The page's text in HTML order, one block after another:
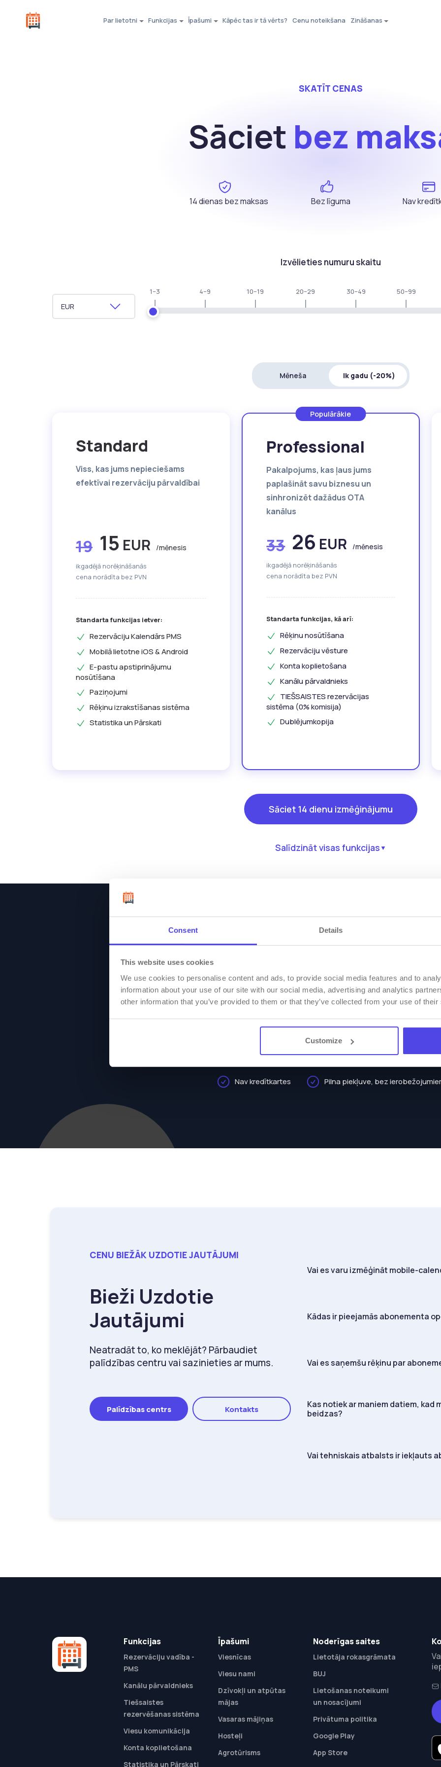
Consent Details
This website uses cookies
We use cookies to personalise content and ads, to provide social media features and to
information about your use of our site with our social media, advertising and analytics
other information that you’ve provided to them or that they’ve collected from your use of
Customize
Par lietotni Funkcijas Īpašumi Kāpēc tas ir tā vērts? Cenu noteikšana Zināšanas
SKATĪT CENAS
Sāciet bez
14 dienas bez maksas Bez līguma Nav
Izvēlieties numuru skaitu
1–3 4–9 10–19 20–29 30–49 50–99
Mēneša Ik gadu (-20%)
Standard
Viss, kas jums nepieciešams
efektīvai rezervāciju pārvaldībai
19 15 EUR /mēnesis
ikgadējā norēķināšanās
cena norādīta bez PVN
Standarta funkcijas ietver:
Rezervāciju Kalendārs PMS
Mobilā lietotne iOS & Android
E-pastu apstiprinājumu
nosūtīšana
Paziņojumi
Rēķinu izrakstīšanas sistēma
Statistika un Pārskati
Populārākie
Professional
Pakalpojums, kas ļaus jums
paplašināt savu biznesu un
sinhronizēt dažādus OTA
kanālus
33 26 EUR /mēnesis
ikgadējā norēķināšanās
cena norādīta bez PVN
Standarta funkcijas, kā arī:
Rēķinu nosūtīšana
Rezervāciju vēsture
Konta koplietošana
Kanālu pārvaldnieks
TIEŠSAISTES rezervācijas
sistēma (0% komisija)
Dublējumkopija
Sāciet 14 dienu izmēģinājumu
Salīdzināt visas funkcijas▼
Sāciet 14 dienu bezmaksas
Pārvaldiet savu naktsmītnes objektu ātrāk un
Nav kredītkartes Pilna piekļuve, bez
CENU BIEŽĀK UZDOTIE JAUTĀJUMI
Bieži Uzdotie
Jautājumi
Neatradāt to, ko meklējāt? Pārbaudiet
palīdzības centru vai sazinieties ar mums.
Palīdzības centrs Kontakts
Vai es varu izmēģināt mobile-
Kādas ir pieejamās abonementa
Vai es saņemšu rēķinu par
Kas notiek ar maniem datiem, kad
beidzas?
Vai tehniskais atbalsts ir iekļauts
Funkcijas
Rezervāciju vadība -
PMS
Kanālu pārvaldnieks
Tiešsaistes
rezervēšanas sistēma
Viesu komunikācija
Konta koplietošana
Statistika un Pārskati
Īpašumi
Viesnīcas
Viesu nami
Dzīvokļi un atpūtas
mājas
Vasaras mājiņas
Hosteļi
Agrotūrisms
Noderīgas saites
Lietotāja rokasgrāmata
BUJ
Lietošanas noteikumi
un nosacījumi
Privātuma politika
Google Play
App Store